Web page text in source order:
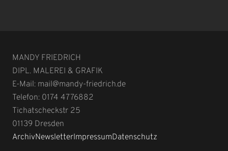
MANDY FRIEDRICH
DIPL. MALEREI & GRAFIK
E-Mail: mail@mandy-friedrich.de
Telefon: 0174 4776882
Tichatscheckstr 25
01139 Dresden
ArchivNewsletterImpressumDatenschutz